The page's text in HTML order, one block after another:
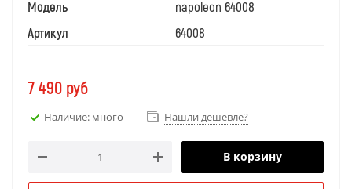
Модель
napoleon 64008
Артикул
64008
7 490 руб
Наличие: много Нашли дешевле?
В корзину